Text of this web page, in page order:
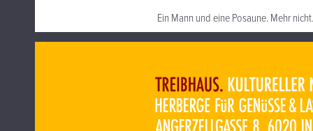
Ein Mann und eine Posaune. Mehr